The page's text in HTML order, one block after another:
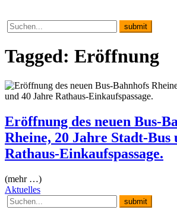
Tagged: Eröffnung
Eröffnung des neuen Bus-
Rheine, 20 Jahre Stadt-Bus
Rathaus-Einkaufspassage.
(mehr …)
Aktuelles